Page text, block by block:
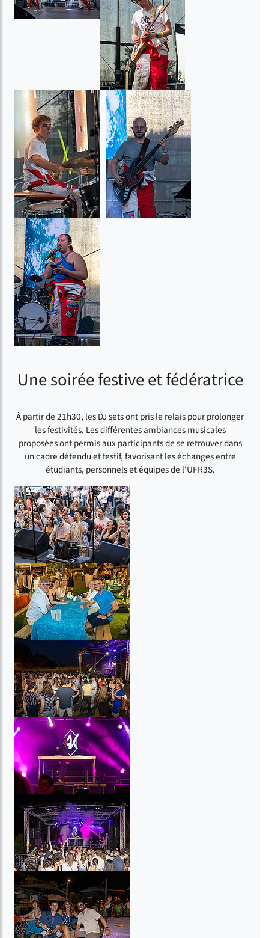
Une soirée festive et fédératrice
À partir de 21h30, les DJ sets ont pris le relais pour prolonger
les festivités. Les différentes ambiances musicales
proposées ont permis aux participants de se retrouver dans
un cadre détendu et festif, favorisant les échanges entre
étudiants, personnels et équipes de l'UFR3S.